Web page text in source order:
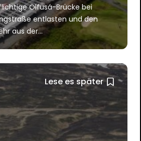
Ölfusá-Brücke bei
entlasten und den
aus der...
Lese es später